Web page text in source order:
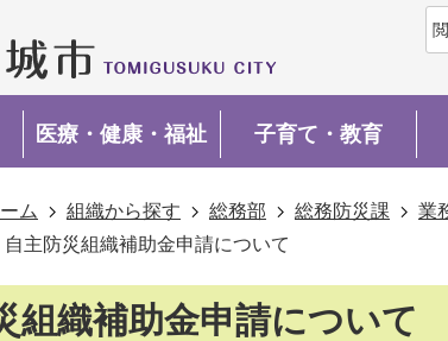
医療・健康・福祉 子育て・教育
ム 組織から探す 総務部 総務防災課 業
自主防災組織補助金申請について
組織補助金申請について